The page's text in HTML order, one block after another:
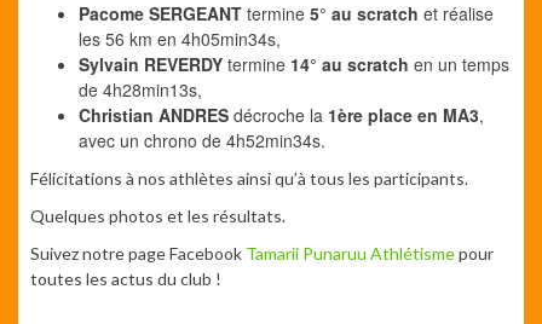
Pacome SERGEANT termine 5° au scratch et réalise
les 56 km en 4h05min34s,
Sylvain REVERDY termine 14° au scratch en un temps
de 4h28min13s,
Christian ANDRES décroche la 1ère place en MA3,
avec un chrono de 4h52min34s.
Félicitations à nos athlètes ainsi qu’à tous les participants.
Quelques photos et les résultats.
Suivez notre page Facebook Tamarii Punaruu Athlétismepour
toutes les actus du club !